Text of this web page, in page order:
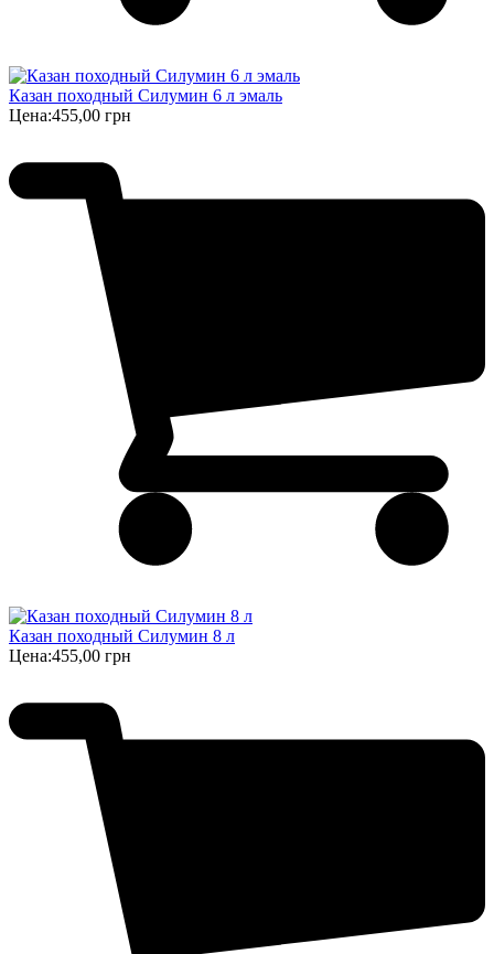
Казан походный Силумин 6 л эмаль
Цена:455,00 грн
Казан походный Силумин 8 л
Цена:455,00 грн